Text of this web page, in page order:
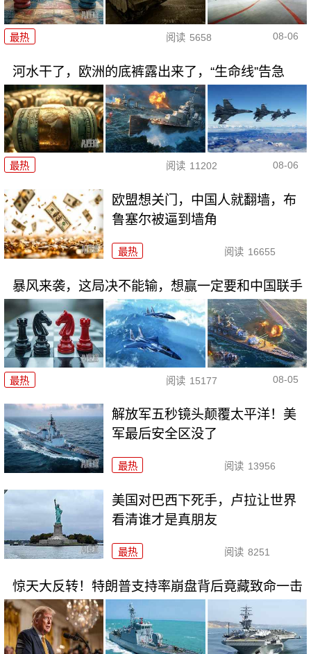
最热 阅读 5658 08-06
河水干了，欧洲的底裤露出来了，“生命线”告急
最热 阅读 11202 08-06
欧盟想关门，中国人就翻墙，布
鲁塞尔被逼到墙角
最热 阅读 16655
暴风来袭，这局决不能输，想赢一定要和中国联手
最热 阅读 15177 08-05
解放军五秒镜头颠覆太平洋！美
军最后安全区没了
最热 阅读 13956
美国对巴西下死手，卢拉让世界
看清谁才是真朋友
最热 阅读 8251
惊天大反转！特朗普支持率崩盘背后竟藏致命一击